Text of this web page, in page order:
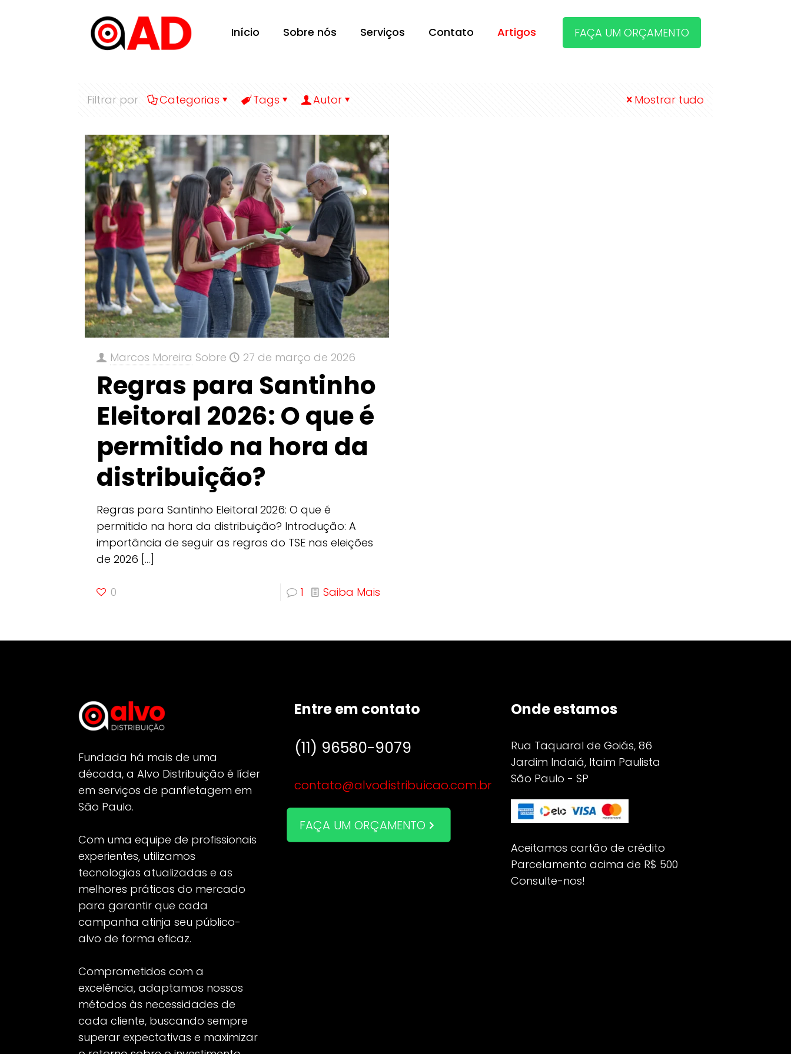
Início Sobre nós Serviços Contato Artigos FAÇA UM ORÇAMENTO
Filtrar por Categorias Tags Autor Mostrar tudo
Marcos Moreira Sobre 27 de março de 2026
Regras para Santinho
Eleitoral 2026: O que é
permitido na hora da
distribuição?
Regras para Santinho Eleitoral 2026: O que é
permitido na hora da distribuição? Introdução: A
importância de seguir as regras do TSE nas eleições
de 2026 […]
0 1 Saiba Mais
Fundada há mais de uma
década, a Alvo Distribuição é líder
em serviços de panfletagem em
São Paulo.
Com uma equipe de profissionais
experientes, utilizamos
tecnologias atualizadas e as
melhores práticas do mercado
para garantir que cada
campanha atinja seu público-
alvo de forma eficaz.
Comprometidos com a
excelência, adaptamos nossos
métodos às necessidades de
cada cliente, buscando sempre
superar expectativas e maximizar
Entre em contato
(11) 96580-9079
contato@alvodistribuicao.com.br
FAÇA UM ORÇAMENTO
Onde estamos
Rua Taquaral de Goiás, 86
Jardim Indaiá, Itaim Paulista
São Paulo - SP
Aceitamos cartão de crédito
Parcelamento acima de R$ 500
Consulte-nos!